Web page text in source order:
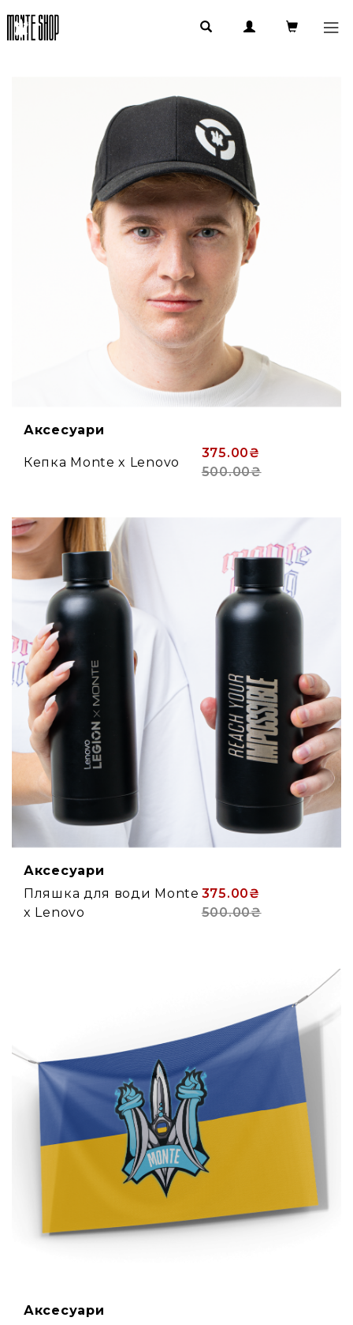
Аксесуари
Кепка Monte x Lenovo
375.00₴
500.00₴
Аксесуари
Пляшка для води Monte
x Lenovo
375.00₴
500.00₴
Аксесуари